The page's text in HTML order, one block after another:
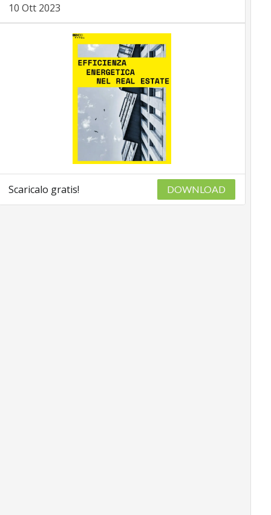
10 Ott 2023
Scaricalo gratis! DOWNLOAD